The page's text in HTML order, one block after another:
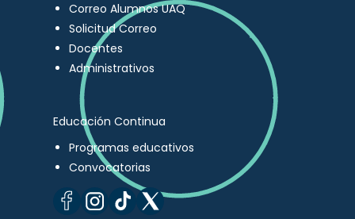
Correo Alumnos UAQ
Solicitud Correo
Docentes
Administrativos
Educación Continua
Programas educativos
Convocatorias